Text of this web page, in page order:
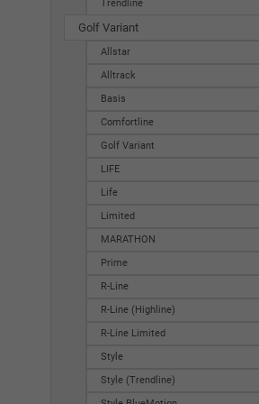
Trendline
Golf Variant
Allstar
Alltrack
Basis
Comfortline
Golf Variant
LIFE
Life
Limited
MARATHON
Prime
R-Line
R-Line (Highline)
R-Line Limited
Style
Style (Trendline)